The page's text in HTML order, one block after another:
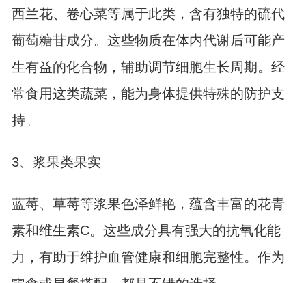
西兰花、卷心菜等属于此类，含有独特的硫代
葡萄糖苷成分。这些物质在体内代谢后可能产
生有益的化合物，辅助调节细胞生长周期。经
常食用这类蔬菜，能为身体提供特殊的防护支
持。
3、浆果类果实
蓝莓、草莓等浆果色泽鲜艳，蕴含丰富的花青
素和维生素C。这些成分具有强大的抗氧化能
力，有助于维护血管健康和细胞完整性。作为